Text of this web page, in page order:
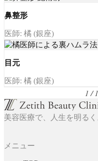
鼻整形
医師: 橘 (銀座)
目元
医師: 橘 (銀座)
1 /
美容医療で、人生を明るく
メニュー